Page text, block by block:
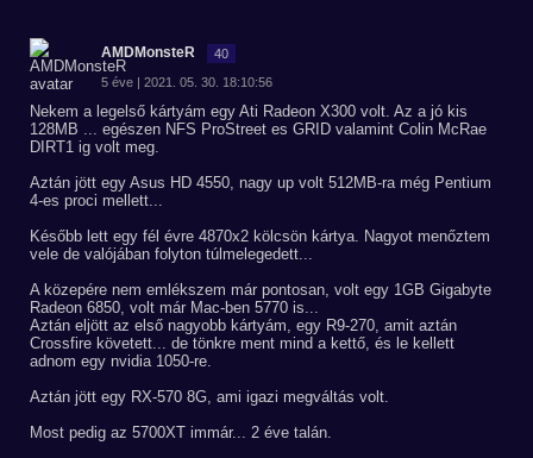
AMDMonsteR 40
5 éve | 2021. 05. 30. 18:10:56
Nekem a legelső kártyám egy Ati Radeon X300 volt. Az a jó kis
128MB ... egészen NFS ProStreet es GRID valamint Colin McRae
DIRT1 ig volt meg.
Aztán jött egy Asus HD 4550, nagy up volt 512MB-ra még Pentium
4-es proci mellett...
Később lett egy fél évre 4870x2 kölcsön kártya. Nagyot menőztem
vele de valójában folyton túlmelegedett...
A közepére nem emlékszem már pontosan, volt egy 1GB Gigabyte
Radeon 6850, volt már Mac-ben 5770 is...
Aztán eljött az első nagyobb kártyám, egy R9-270, amit aztán
Crossfire követett... de tönkre ment mind a kettő, és le kellett
adnom egy nvidia 1050-re.
Aztán jött egy RX-570 8G, ami igazi megváltás volt.
Most pedig az 5700XT immár... 2 éve talán.